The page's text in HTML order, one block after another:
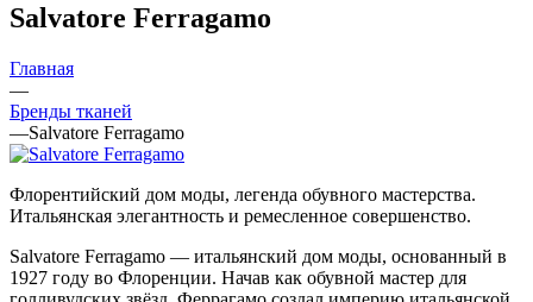
Salvatore Ferragamo
Главная
—
Бренды тканей
—Salvatore Ferragamo
Флорентийский дом моды, легенда обувного мастерства.
Итальянская элегантность и ремесленное совершенство.
Salvatore Ferragamo — итальянский дом моды, основанный в
1927 году во Флоренции. Начав как обувной мастер для